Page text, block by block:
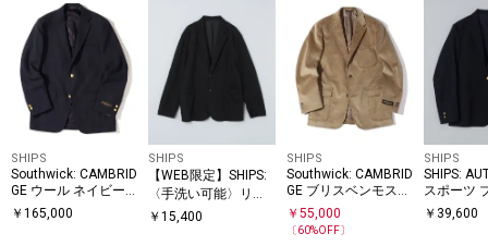
SHIPS
Southwick: CAMBRID
GE ウール ネイビー
ブレザー
￥ 165,000
SHIPS
【WEB限定】SHIPS:
〈手洗い可能〉リネ
ンライク テック エア
￥15,400
SHIPS
Southwick: CAMBRID
GE ブリスベンモス
コーデュロイ ジャケ
ット
￥ 55,000
〔60%OFF〕
SHIPS
SHIPS:
スポーツ
ャケット
￥ 39,600